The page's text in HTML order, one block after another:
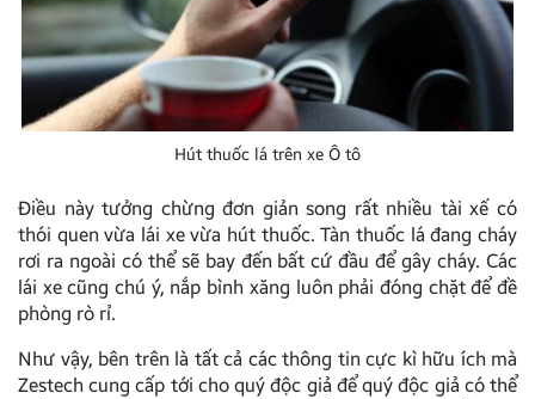
Hút thuốc lá trên xe Ô tô
Điều này tưởng chừng đơn giản song rất nhiều tài xế có
thói quen vừa lái xe vừa hút thuốc. Tàn thuốc lá đang cháy
rơi ra ngoài có thể sẽ bay đến bất cứ đầu để gây cháy. Các
lái xe cũng chú ý, nắp bình xăng luôn phải đóng chặt để đề
phòng rò rỉ.
Như vậy, bên trên là tất cả các thông tin cực kì hữu ích mà
Zestech cung cấp tới cho quý độc giả để quý độc giả có thể